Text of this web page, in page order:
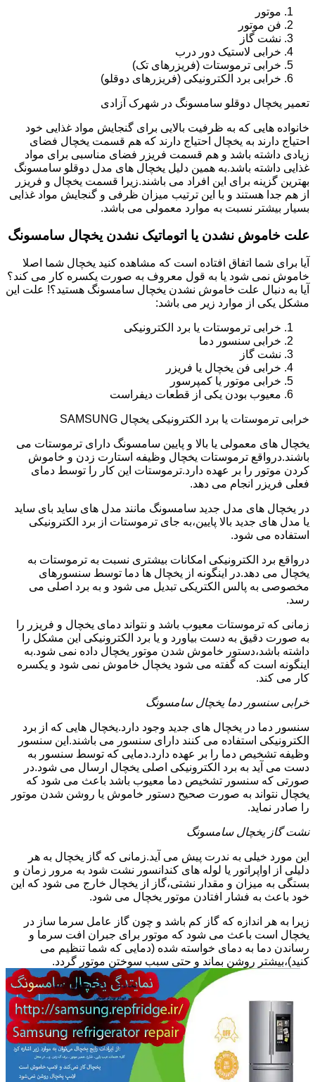
موتور
فن موتور
نشت گاز
خرابی لاستیک دور درب
خرابی ترموستات (فریزرهای تک)
خرابی برد الکترونیکی (فریزرهای دوقلو)
تعمیر یخچال دوقلو سامسونگ در شهرک آزادی
خانواده هایی که به ظرفیت بالایی برای گنجایش مواد غذایی خود
احتیاج دارند به یخچال احتیاج دارند که هم قسمت یخچال فضای
زیادی داشته باشد و هم قسمت فریزر فضای مناسبی برای مواد
غذایی داشته باشد.به همین دلیل یخچال های مدل دوقلو سامسونگ
بهترین گزینه برای این افراد می باشند.زیرا قسمت یخچال و فریزر
از هم جدا هستند و با این ترتیب میزان ظرفی و گنجایش مواد غذایی
بسیار بیشتر نسبت به موارد معمولی می باشد.
علت خاموش نشدن یا اتوماتیک نشدن یخچال سامسونگ
آیا برای شما اتفاق افتاده است که مشاهده کنید یخچال شما اصلا
خاموش نمی شود یا به قول معروف به صورت یکسره کار می کند؟
آیا به دنبال علت خاموش نشدن یخچال سامسونگ هستید؟! علت این
مشکل یکی از موارد زیر می باشد:
خرابی ترموستات یا برد الکترونیکی
خرابی سنسور دما
نشت گاز
خرابی فن یخچال یا فریزر
خرابی موتور یا کمپرسور
معیوب بودن یکی از قطعات دیفراست
خرابی ترموستات یا برد الکترونیکی یخچال SAMSUNG
یخچال های معمولی یا بالا و پایین سامسونگ دارای ترموستات می
باشند.درواقع ترموستات یخچال وظیفه استارت زدن و خاموش
کردن موتور را بر عهده دارد.ترموستات این کار را توسط دمای
فعلی فریزر انجام می دهد.
در یخچال های مدل جدید سامسونگ مانند مدل های ساید بای ساید
یا مدل های جدید بالا پایین،به جای ترموستات از برد الکترونیکی
استفاده می شود.
درواقع برد الکترونیکی امکانات بیشتری نسبت به ترموستات به
یخچال می دهد.در اینگونه از یخچال ها دما توسط سنسورهای
مخصوصی به پالس الکتریکی تبدیل می شود و به برد اصلی می
رسد.
زمانی که ترموستات معیوب باشد و نتواند دمای یخچال و فریزر را
به صورت دقیق به دست بیاورد و یا برد الکترونیکی این مشکل را
داشته باشد،دستور خاموش شدن موتور یخچال داده نمی شود.به
اینگونه است که گفته می شود یخچال خاموش نمی شود و یکسره
کار می کند.
خرابی سنسور دما یخچال سامسونگ
سنسور دما در یخچال های جدید وجود دارد.یخچال هایی که از برد
الکترونیکی استفاده می کنند دارای سنسور می باشند.این سنسور
وظیفه تشخیص دما را بر عهده دارد.دمایی که توسط سنسور به
دست می آید به برد الکترونیکی اصلی یخچال ارسال می شود.در
صورتی که سنسور تشخیص دما معیوب باشد باعث می شود که
یخچال نتواند به صورت صحیح دستور خاموش یا روشن شدن موتور
را صادر نماید.
نشت گاز یخچال سامسونگ
این مورد خیلی به ندرت پیش می آید.زمانی که گاز یخچال به هر
دلیلی از اواپراتور یا لوله های کندانسور نشت شود به مرور زمان و
بستگی به میزان و مقدار نشتی،گاز از یخچال خارج می شود که این
خود باعث به فشار افتادن موتور یخچال می شود.
زیرا به هر اندازه که گاز کم باشد و چون گاز عامل سرما ساز در
یخچال است باعث می شود که موتور برای جبران افت سرما و
رساندن دما به دمای خواسته شده (دمایی که شما تنظیم می
کنید)،بیشتر روشن بماند و حتی سبب سوختن موتور گردد.